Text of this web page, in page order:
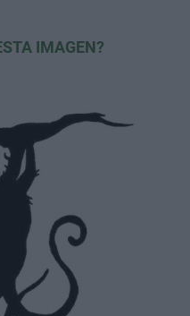
IMAGEN?